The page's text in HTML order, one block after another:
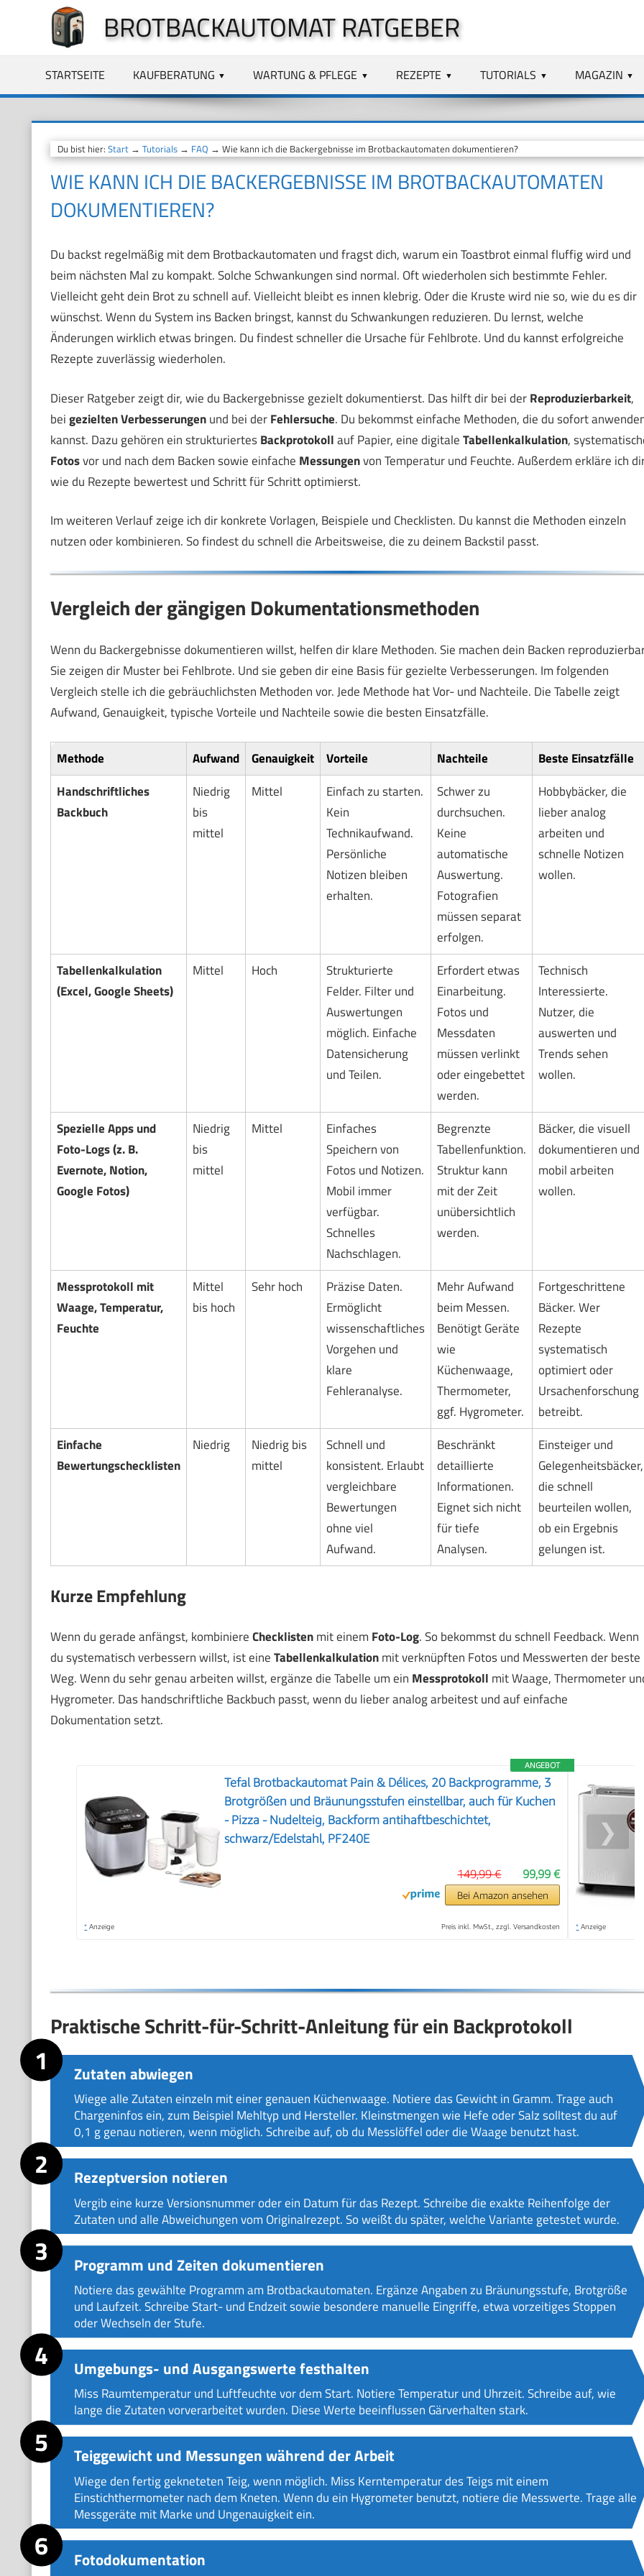
springen
BROTBACKAUTOMAT RATGEBER
STARTSEITE KAUFBERATUNG WARTUNG & PFLEGE REZEPTE TUTORIALS MAGAZIN
Du bist hier: Start→ Tutorials→ FAQ → Wie kann ich die Backergebnisse im Brotbackautomaten dokumentieren?
WIE KANN ICH DIE BACKERGEBNISSE IM BROTBACKAUTOMATEN
DOKUMENTIEREN?
Du backst regelmäßig mit dem Brotbackautomaten und fragst dich, warum ein Toastbrot einmal fluffig wird und
beim nächsten Mal zu kompakt. Solche Schwankungen sind normal. Oft wiederholen sich bestimmte Fehler.
Vielleicht geht dein Brot zu schnell auf. Vielleicht bleibt es innen klebrig. Oder die Kruste wird nie so, wie du es dir
wünschst. Wenn du System ins Backen bringst, kannst du Schwankungen reduzieren. Du lernst, welche
Änderungen wirklich etwas bringen. Du findest schneller die Ursache für Fehlbrote. Und du kannst erfolgreiche
Rezepte zuverlässig wiederholen.
Dieser Ratgeber zeigt dir, wie du Backergebnisse gezielt dokumentierst. Das hilft dir bei derReproduzierbarkeit,
beigezielten Verbesserungenund bei derFehlersuche. Du bekommst einfache Methoden, die du sofort
kannst. Dazu gehören ein strukturiertesBackprotokollauf Papier, eine digitaleTabellenkalkulation,
Fotosvor und nach dem Backen sowie einfache Messungenvon Temperatur und Feuchte. Außerdem erkläre ich
wie du Rezepte bewertest und Schritt für Schritt optimierst.
Im weiteren Verlauf zeige ich dir konkrete Vorlagen, Beispiele und Checklisten. Du kannst die Methoden einzeln
nutzen oder kombinieren. So findest du schnell die Arbeitsweise, die zu deinem Backstil passt.
Vergleich der gängigen Dokumentationsmethoden
Wenn du Backergebnisse dokumentieren willst, helfen dir klare Methoden. Sie machen dein Backen
Sie zeigen dir Muster bei Fehlbrote. Und sie geben dir eine Basis für gezielte Verbesserungen. Im folgenden
Vergleich stelle ich die gebräuchlichsten Methoden vor. Jede Methode hat Vor- und Nachteile. Die Tabelle zeigt
Aufwand, Genauigkeit, typische Vorteile und Nachteile sowie die besten Einsatzfälle.
Methode Aufwand Genauigkeit Vorteile Nachteile
Beste Einsatzfälle
Handschriftliches
Backbuch
Niedrig
bis
mittel
Mittel
Einfach zu starten.
Kein
Technikaufwand.
Persönliche
Notizen bleiben
erhalten.
Schwer zu
durchsuchen.
Keine
automatische
Auswertung.
Fotografien
müssen separat
erfolgen.
Hobbybäcker, die
lieber analog
arbeiten und
schnelle Notizen
wollen.
Tabellenkalkulation
(Excel, Google Sheets)
Mittel Hoch
Strukturierte
Felder. Filter und
Auswertungen
möglich. Einfache
Datensicherung
und Teilen.
Erfordert etwas
Einarbeitung.
Fotos und
Messdaten
müssen verlinkt
oder eingebettet
werden.
Technisch
Interessierte.
Nutzer, die
auswerten und
Trends sehen
wollen.
Spezielle Apps und
Foto-Logs (z. B.
Evernote, Notion,
Google Fotos)
Niedrig
bis
mittel
Mittel
Einfaches
Speichern von
Fotos und Notizen.
Mobil immer
verfügbar.
Schnelles
Nachschlagen.
Begrenzte
Tabellenfunktion.
Struktur kann
mit der Zeit
unübersichtlich
werden.
Bäcker, die visuell
dokumentieren und
mobil arbeiten
wollen.
Messprotokoll mit
Waage, Temperatur,
Feuchte
Mittel
bis hoch
Sehr hoch
Präzise Daten.
Ermöglicht
wissenschaftliches
Vorgehen und
klare
Fehleranalyse.
Mehr Aufwand
beim Messen.
Benötigt Geräte
wie
Küchenwaage,
Thermometer,
ggf. Hygrometer.
Fortgeschrittene
Bäcker. Wer
Rezepte
systematisch
optimiert oder
Ursachenforschung
betreibt.
Einfache
Bewertungschecklisten
Niedrig
Niedrig bis
mittel
Schnell und
konsistent. Erlaubt
vergleichbare
Bewertungen
ohne viel
Aufwand.
Beschränkt
detaillierte
Informationen.
Eignet sich nicht
für tiefe
Analysen.
Einsteiger und
Gelegenheitsbäcker,
die schnell
beurteilen wollen,
ob ein Ergebnis
gelungen ist.
Kurze Empfehlung
Wenn du gerade anfängst, kombiniereChecklistenmit einem Foto-Log. So bekommst du schnell Feedback. Wenn
du systematisch verbessern willst, ist eineTabellenkalkulationmit verknüpften Fotos und Messwerten der beste
Weg. Wenn du sehr genau arbeiten willst, ergänze die Tabelle um ein Messprotokoll mit Waage, Thermometer
Hygrometer. Das handschriftliche Backbuch passt, wenn du lieber analog arbeitest und auf einfache
Dokumentation setzt.
ANGEBOT
Tefal Brotbackautomat Pain & Délices, 20 Backprogramme, 3
Brotgrößen und Bräunungsstufen einstellbar, auch für Kuchen
- Pizza - Nudelteig, Backform antihaftbeschichtet,
schwarz/Edelstahl, PF240E
99,99 €
149,99 €
Bei Amazon ansehen
* Anzeige Preis inkl. MwSt., zzgl. Versandkosten * Anzeige
❯
Praktische Schritt-für-Schritt-Anleitung für ein Backprotokoll
Zutaten abwiegen
Wiege alle Zutaten einzeln mit einer genauen Küchenwaage. Notiere das Gewicht in Gramm. Trage auch
Chargeninfos ein, zum Beispiel Mehltyp und Hersteller. Kleinstmengen wie Hefe oder Salz solltest du auf
0,1 g genau notieren, wenn möglich. Schreibe auf, ob du Messlöffel oder die Waage benutzt hast.
Rezeptversion notieren
Vergib eine kurze Versionsnummer oder ein Datum für das Rezept. Schreibe die exakte Reihenfolge der
Zutaten und alle Abweichungen vom Originalrezept. So weißt du später, welche Variante getestet wurde.
Programm und Zeiten dokumentieren
Notiere das gewählte Programm am Brotbackautomaten. Ergänze Angaben zu Bräunungsstufe, Brotgröße
und Laufzeit. Schreibe Start- und Endzeit sowie besondere manuelle Eingriffe, etwa vorzeitiges Stoppen
oder Wechseln der Stufe.
Umgebungs- und Ausgangswerte festhalten
Miss Raumtemperatur und Luftfeuchte vor dem Start. Notiere Temperatur und Uhrzeit. Schreibe auf, wie
lange die Zutaten vorverarbeitet wurden. Diese Werte beeinflussen Gärverhalten stark.
Teiggewicht und Messungen während der Arbeit
Wiege den fertig gekneteten Teig, wenn möglich. Miss Kerntemperatur des Teigs mit einem
Einstichthermometer nach dem Kneten. Wenn du ein Hygrometer benutzt, notiere die Messwerte. Trage alle
Messgeräte mit Marke und Ungenauigkeit ein.
Fotodokumentation